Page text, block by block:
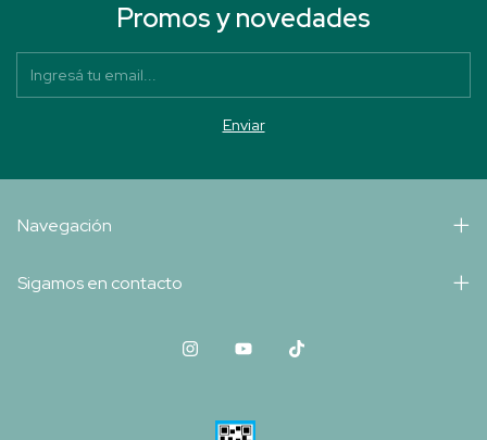
Promos y novedades
Navegación
Sigamos en contacto